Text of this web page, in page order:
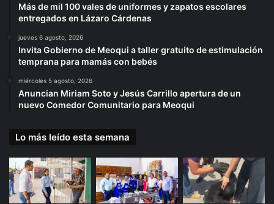
Más de mil 100 vales de uniformes y zapatos escolares
entregados en Lázaro Cárdenas
jueves 6 agosto, 2026
Invita Gobierno de Meoqui a taller gratuito de estimulación
temprana para mamás con bebés
miércoles 5 agosto, 2026
Anuncian Miriam Soto y Jesús Carrillo apertura de un
nuevo Comedor Comunitario para Meoqui
Lo más leído esta semana